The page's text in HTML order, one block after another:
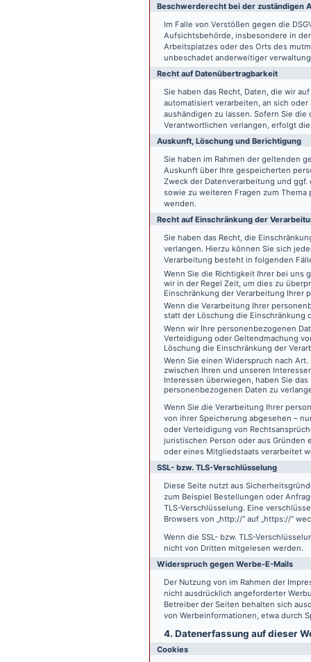
Beschwerde­recht bei der zuständigen
Im Falle von Verstößen gegen die
Aufsichtsbehörde, insbesondere in
Arbeitsplatzes oder des Orts des
unbeschadet anderweitiger
Recht auf Daten­übertrag­barkeit
Sie haben das Recht, Daten, die wir
automatisiert verarbeiten, an sich
aushändigen zu lassen. Sofern Sie
Verantwortlichen verlangen, erfolgt
Auskunft, Löschung und Berichtigung
Sie haben im Rahmen der geltenden
Auskunft über Ihre gespeicherten
Zweck der Datenverarbeitung und
sowie zu weiteren Fragen zum
wenden.
Recht auf Einschränkung der
Sie haben das Recht, die
verlangen. Hierzu können Sie sich
Verarbeitung besteht in folgenden
Wenn Sie die Richtigkeit Ihrer bei
wir in der Regel Zeit, um dies zu
Einschränkung der Verarbeitung Ihrer
Wenn die Verarbeitung Ihrer
statt der Löschung die Einschränkung
Wenn wir Ihre personenbezogenen
Verteidigung oder Geltendmachung
Löschung die Einschränkung der
Wenn Sie einen Widerspruch nach
zwischen Ihren und unseren
Interessen überwiegen, haben Sie
personenbezogenen Daten zu
Wenn Sie die Verarbeitung Ihrer
von ihrer Speicherung abgesehen –
oder Verteidigung von
juristischen Person oder aus
oder eines Mitgliedstaats verarbeitet
SSL- bzw. TLS-Verschlüsselung
Diese Seite nutzt aus
zum Beispiel Bestellungen oder
TLS-Verschlüsselung. Eine
Browsers von „http://“ auf „https://“
Wenn die SSL- bzw. TLS-
nicht von Dritten mitgelesen werden.
Widerspruch gegen Werbe-E-Mails
Der Nutzung von im Rahmen der
nicht ausdrücklich angeforderter
Betreiber der Seiten behalten sich
von Werbeinformationen, etwa durch
4. Datenerfassung auf dieser
Cookies